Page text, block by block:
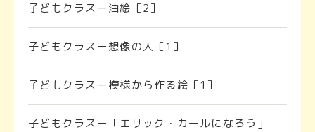
子どもクラスー油絵［2］
子どもクラスー想像の人［1］
子どもクラスー模様から作る絵［1］
子どもクラスー「エリック・カールになろう」